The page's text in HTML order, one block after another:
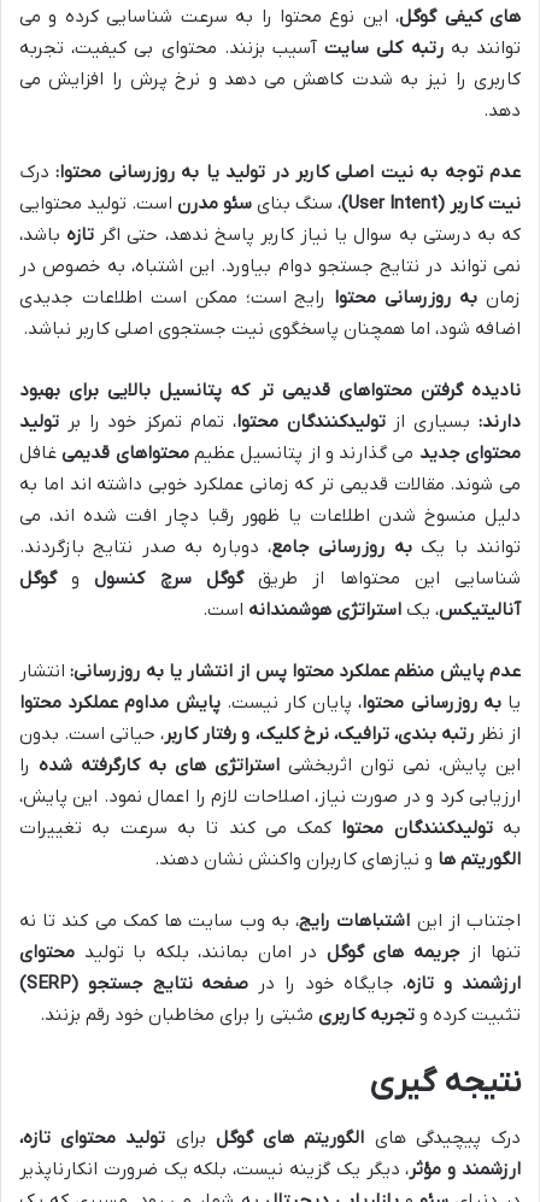
های کیفی گوگل، این نوع محتوا را به سرعت شناسایی کرده و می
توانند بهرتبه کلی سایتآسیب بزنند. محتوای بی کیفیت، تجربه
کاربری را نیز به شدت کاهش می دهد و نرخ پرش را افزایش می
دهد.
عدم توجه به نیت اصلی کاربر در تولید یا به روزرسانی محتوا:درک
نیت کاربر (User Intent)
، سنگ بنای سئو مدرن است. تولید محتوایی
که به درستی به سوال یا نیاز کاربر پاسخ ندهد، حتی اگر تازهباشد،
نمی تواند در نتایج جستجو دوام بیاورد. این اشتباه، به خصوص در
زمان به روزرسانی محتوا رایج است؛ ممکن است اطلاعات جدیدی
اضافه شود، اما همچنان پاسخگوی نیت جستجوی اصلی کاربر نباشد.
نادیده گرفتن محتواهای قدیمی تر که پتانسیل بالایی برای بهبود
دارند:بسیاری ازتولیدکنندگان محتوا، تمام تمرکز خود را بر تولید
محتوای جدید می گذارند و از پتانسیل عظیممحتواهای قدیمیغافل
می شوند. مقالات قدیمی تر که زمانی عملکرد خوبی داشته اند اما به
دلیل منسوخ شدن اطلاعات یا ظهور رقبا دچار افت شده اند، می
توانند با یکبه روزرسانی جامع، دوباره به صدر نتایج بازگردند.
شناسایی این محتواها از طریقگوگل سرچ کنسولوگوگل
آنالیتیکس، یک استراتژی هوشمندانه است.
عدم پایش منظم عملکرد محتوا پس از انتشار یا به روزرسانی:انتشار
یابه روزرسانی محتوا، پایان کار نیست.پایش مداوم عملکرد محتوا
از نظررتبه بندی، ترافیک، نرخ کلیک، و رفتار کاربر، حیاتی است. بدون
این پایش، نمی توان اثربخشی استراتژی های به کارگرفته شده را
ارزیابی کرد و در صورت نیاز، اصلاحات لازم را اعمال نمود. این پایش،
بهتولیدکنندگان محتوا کمک می کند تا به سرعت به تغییرات
الگوریتم ها و نیازهای کاربران واکنش نشان دهند.
اجتناب از این اشتباهات رایج، به وب سایت ها کمک می کند تا نه
تنها ازجریمه های گوگل در امان بمانند، بلکه با تولید محتوای
ارزشمند و تازه، جایگاه خود را در صفحه نتایج جستجو (SERP)
تثبیت کرده و تجربه کاربری مثبتی را برای مخاطبان خود رقم بزنند.
نتیجه گیری
درک پیچیدگی های الگوریتم های گوگل برای تولید محتوای تازه،
ارزشمند و مؤثر، دیگر یک گزینه نیست، بلکه یک ضرورت انکارناپذیر